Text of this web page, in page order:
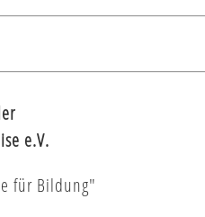
e.V.
für Bildung"